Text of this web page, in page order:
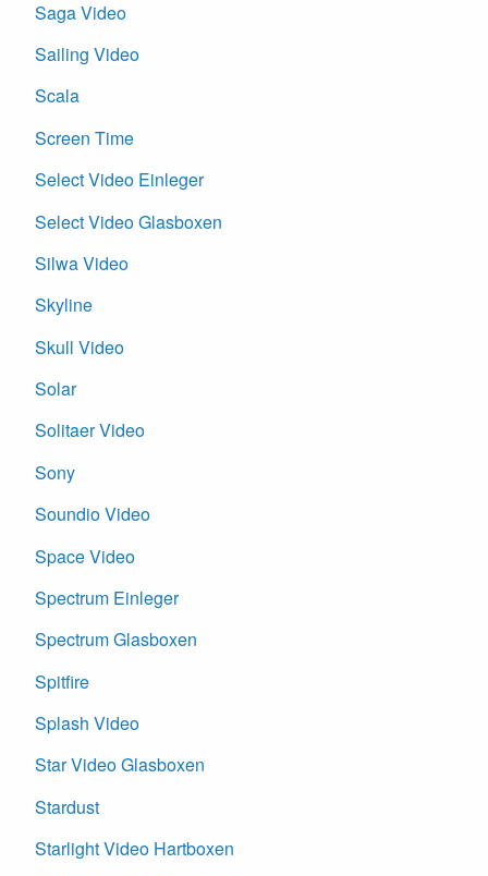
Saga Video
Sailing Video
Scala
Screen Time
Select Video Einleger
Select Video Glasboxen
Silwa Video
Skyline
Skull Video
Solar
Solitaer Video
Sony
Soundio Video
Space Video
Spectrum Einleger
Spectrum Glasboxen
Spitfire
Splash Video
Star Video Glasboxen
Stardust
Starlight Video Hartboxen